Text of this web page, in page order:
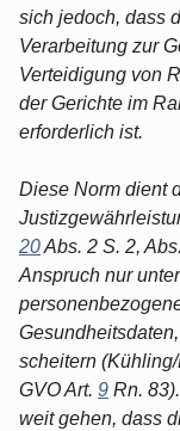
sich jedoch, dass
Verarbeitung zur
Verteidigung von
der Gerichte im
erforderlich ist.
Diese Norm dient
20Abs. 2 S. 2,
Anspruch nur
scheitern
GVO Art. 9 Rn.
weit gehen, dass